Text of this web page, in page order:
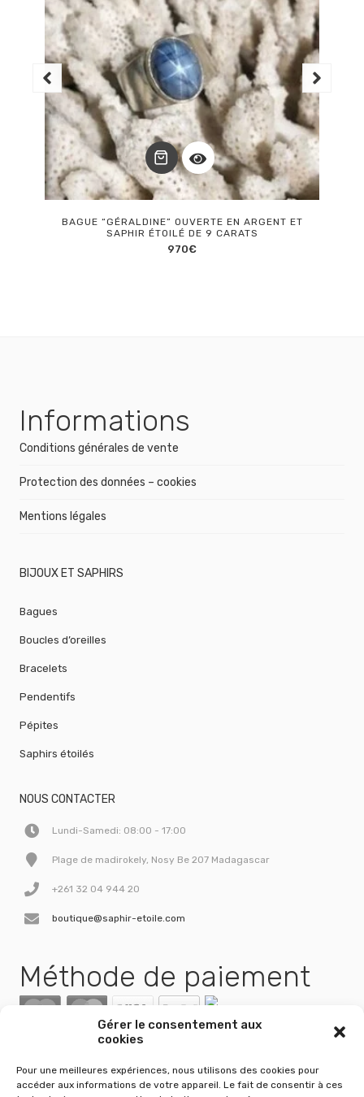
Gérer le consentement aux
cookies
Pour une meilleures expériences, nous utilisons des cookies pour
accéder aux informations de votre appareil. Le fait de consentir à ces
BAGUE “GÉRALDINE” OUVERTE EN ARGENT ET
SAPHIR ÉTOILÉ DE 9 CARATS
970€
Informations
Conditions générales de vente
Protection des données – cookies
Mentions légales
BIJOUX ET SAPHIRS
Bagues
Boucles d’oreilles
Bracelets
Pendentifs
Pépites
Saphirs étoilés
NOUS CONTACTER
Lundi-Samedi: 08:00 - 17:00
Plage de madirokely, Nosy Be 207 Madagascar
+261 32 04 944 20
boutique@saphir-etoile.com
Méthode de paiement